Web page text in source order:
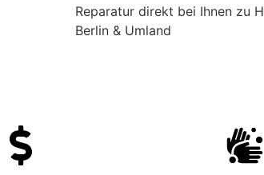
Reparatur direkt bei Ihnen zu
Berlin & Umland